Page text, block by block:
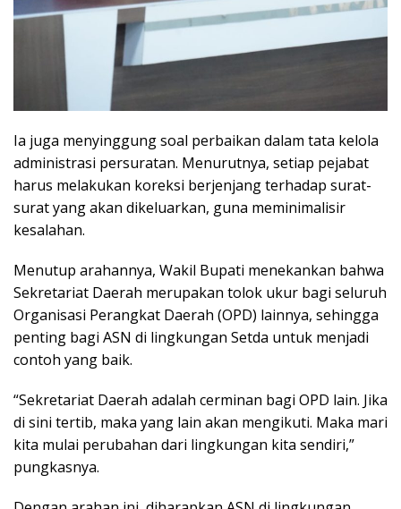
Ia juga menyinggung soal perbaikan dalam tata kelola
administrasi persuratan. Menurutnya, setiap pejabat
harus melakukan koreksi berjenjang terhadap surat-
surat yang akan dikeluarkan, guna meminimalisir
kesalahan.
Menutup arahannya, Wakil Bupati menekankan bahwa
Sekretariat Daerah merupakan tolok ukur bagi seluruh
Organisasi Perangkat Daerah (OPD) lainnya, sehingga
penting bagi ASN di lingkungan Setda untuk menjadi
contoh yang baik.
“Sekretariat Daerah adalah cerminan bagi OPD lain. Jika
di sini tertib, maka yang lain akan mengikuti. Maka mari
kita mulai perubahan dari lingkungan kita sendiri,”
pungkasnya.